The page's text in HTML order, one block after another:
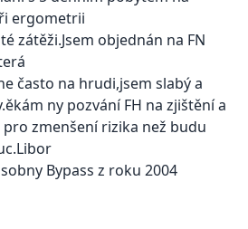
ergometrii
zátěži.Jsem objednán na FN
často na hrudi,jsem slabý a
ny pozvání FH na zjištění a
zmenšení rizika než budu
Bypass z roku 2004